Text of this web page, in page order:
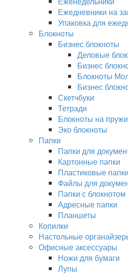
Ежедневники на
Упаковка для
Блокноты
Бизнес блокноты
Деловые
Бизнес
Блокноты
Бизнес
Скетчбуки
Тетради
Блокноты на
Эко блокноты
Папки
Папки для
Картонные папки
Пластиковые папки
Файлы для
Папки с блокнотом
Адресные папки
Планшеты
Копилки
Настольные
Офисные аксессуары
Ножи для бумаги
Лупы